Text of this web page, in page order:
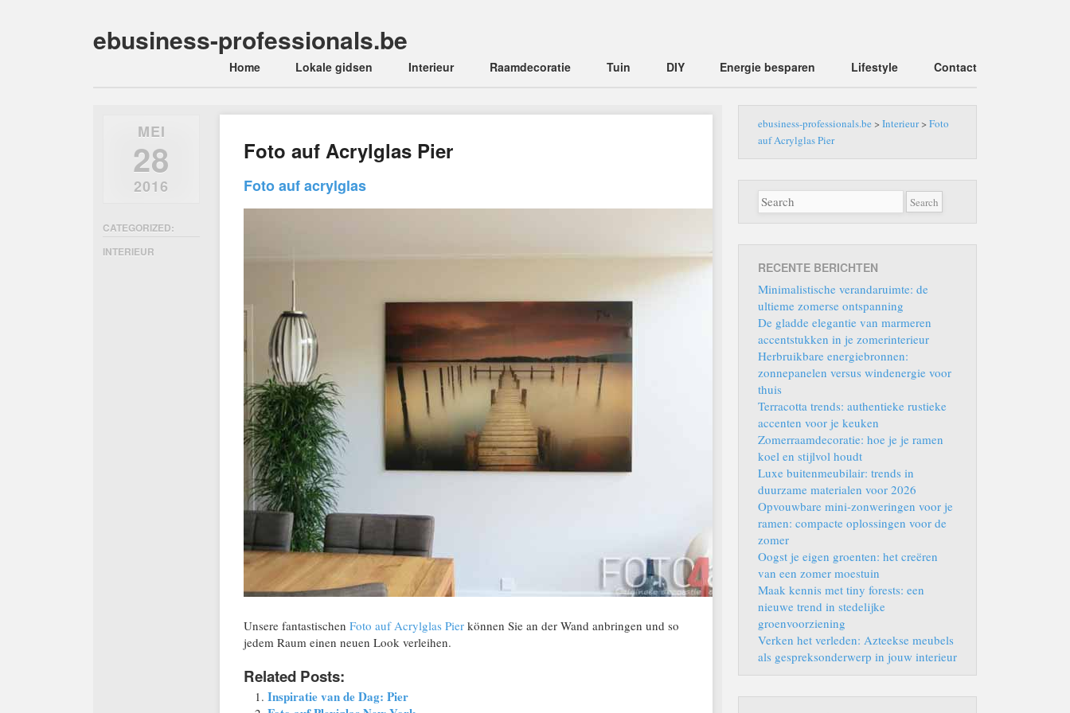
ebusiness-professionals.be
Main menu
Home Lokale gidsen Interieur Raamdecoratie Tuin DIY Energie besparen Lifestyle Contact
Foto auf Acrylglas Pier
Foto auf acrylglas
Unsere fantastischen Foto auf Acrylglas Pierkönnen Sie an der Wand anbringen und so
jedem Raum einen neuen Look verleihen.
Related Posts:
Inspiratie van de Dag: Pier
MEI
28
2016
CATEGORIZED:
INTERIEUR
ebusiness-professionals.be > Interieur> Foto
auf Acrylglas Pier
RECENTE BERICHTEN
Minimalistische verandaruimte: de
ultieme zomerse ontspanning
De gladde elegantie van marmeren
accentstukken in je zomerinterieur
Herbruikbare energiebronnen:
zonnepanelen versus windenergie voor
thuis
Terracotta trends: authentieke rustieke
accenten voor je keuken
Zomerraamdecoratie: hoe je je ramen
koel en stijlvol houdt
Luxe buitenmeubilair: trends in
duurzame materialen voor 2026
Opvouwbare mini-zonweringen voor je
ramen: compacte oplossingen voor de
zomer
Oogst je eigen groenten: het creëren
van een zomer moestuin
Maak kennis met tiny forests: een
nieuwe trend in stedelijke
groenvoorziening
Verken het verleden: Azteekse meubels
als gespreksonderwerp in jouw interieur